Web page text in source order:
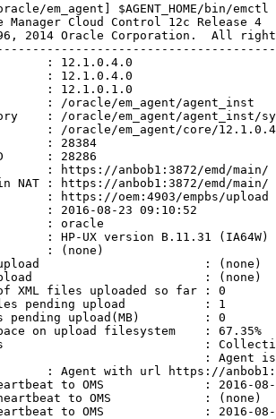
em_agent] $AGENT_HOME/bin/
Manager Cloud Control 12c Release 4
2014 Oracle Corporation.  All
: 12.1.0.4.0
: 12.1.0.4.0
: 12.1.0.1.0
: /oracle/em_agent/agent_inst
: /oracle/em_agent/agent_inst/
: /oracle/em_agent/core/
: 28384
: 28286
: https://anbob1:3872/emd/main/
in NAT : https://anbob1:3872/emd/main/
: https://oem:4903/empbs/upload
: 2016-08-23 09:10:52
: oracle
: HP-UX version B.11.31 (IA64W)
: (none)
: (none)
: (none)
XML files uploaded so far : 0
pending upload           : 1
pending upload(MB)         : 0
on upload filesystem    : 67.35%
:
: Agent
: Agent with url https://
to OMS              : 2016-
to OMS             : (none)
to OMS              : 2016-